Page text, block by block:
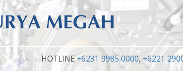
HOTLINE+6231 9985 0000, +6221